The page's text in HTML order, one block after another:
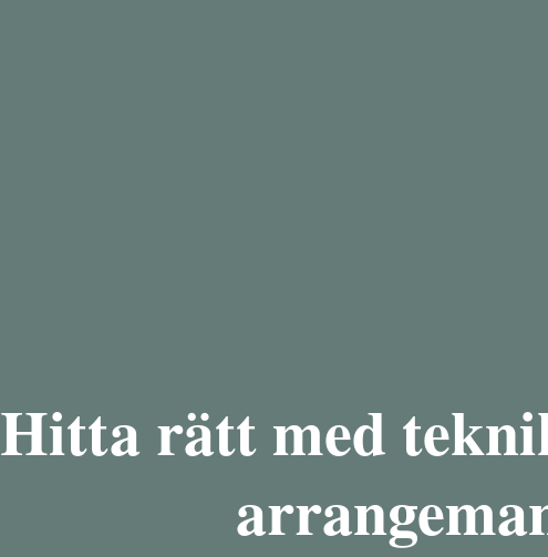
Hitta rätt med